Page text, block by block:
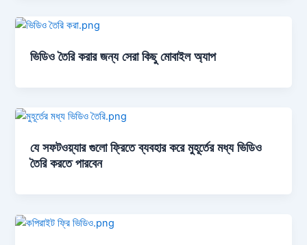
ভিডিও তৈরি করার জন্য সেরা কিছু মোবাইল অ্যাপ
যে সফটওয়্যার গুলো ফ্রিতে ব্যবহার করে মুহূর্তের মধ্য ভিডিও
তৈরি করতে পারবেন